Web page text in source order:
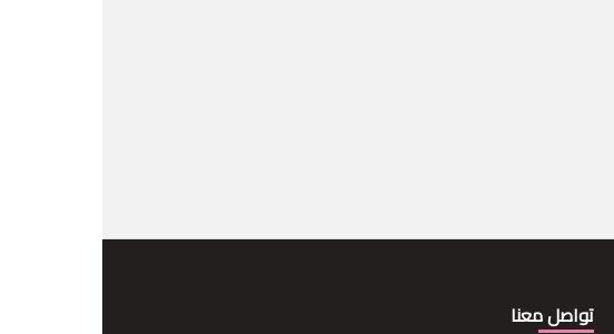
تواصل معنا